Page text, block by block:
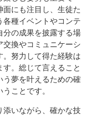
にも注目し、生徒た
各種イベントやコンテ
分の成果を披露する場
交換やコミュニケーシ
。努力して得た経験は
。総じて言えること
う夢を叶えるための確
ことです。
添いながら、確かな技